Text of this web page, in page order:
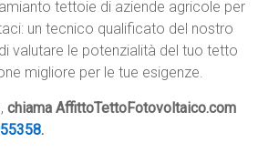
tettoie di aziende agricole per
un tecnico qualificato del nostro
valutare le potenzialità del tuo tetto
migliore per le tue esigenze.
chiama AffittoTettoFotovoltaico.com
.